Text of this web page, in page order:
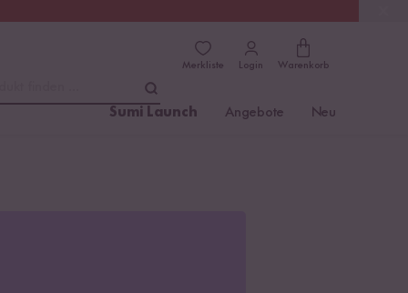
Merkliste Login Warenkorb
Sumi Launch Angebote Neu